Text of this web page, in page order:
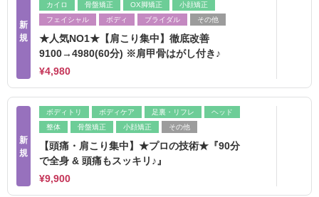
新
規
カイロ
骨盤矯正 OX脚矯正
小顔矯正
フェイシャル
ボディ ブライダル その他
★人気NO1★【肩こり集中】徹底改善
9100→4980(60分) ※肩甲骨はがし付き♪
¥4,980
新
規
ボディトリ ボディケア 足裏・リフレ
ヘッド
整体
骨盤矯正 小顔矯正 その他
【頭痛・肩こり集中】★プロの技術★『90分
で全身 & 頭痛もスッキリ♪』
¥9,900